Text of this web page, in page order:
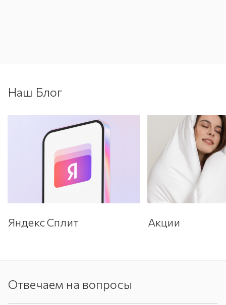
Наш Блог
Яндекс Сплит Акции
Отвечаем на вопросы